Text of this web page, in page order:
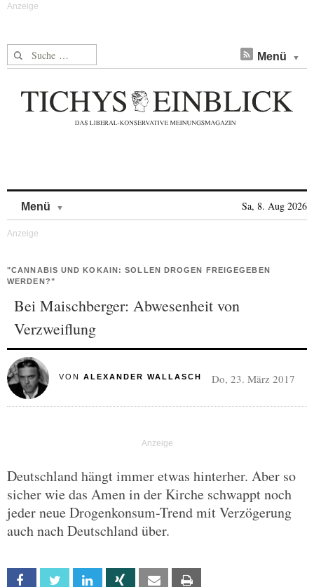
Suche nach: Menü
Menü Sa, 8. Aug 2026
"CANNABIS UND KOKAIN: SOLLEN DROGEN FREIGEGEBEN
WERDEN?"
Bei Maischberger: Abwesenheit von
Verzweiflung
VON ALEXANDER WALLASCH Do, 23. März 2017
Deutschland hängt immer etwas hinterher. Aber so
sicher wie das Amen in der Kirche schwappt noch
jeder neue Drogenkonsum-Trend mit Verzögerung
auch nach Deutschland über.
Facebook Twitter Linkedin Xing Email